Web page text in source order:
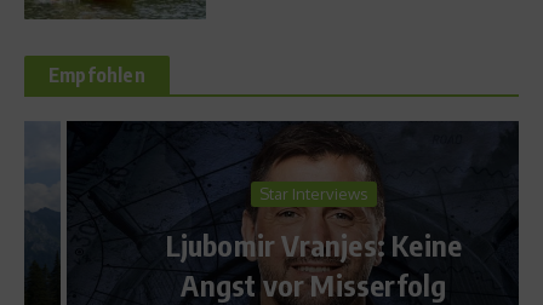
Empfohlen
Star Interviews
Ljubomir Vranjes: Keine
Angst vor Misserfolg